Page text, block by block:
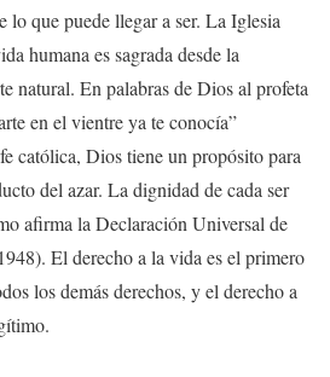
lo que puede llegar a ser. La Iglesia
humana es sagrada desde la
natural. En palabras de Dios al profeta
en el vientre ya te conocía”
católica, Dios tiene un propósito para
del azar. La dignidad de cada ser
afirma la Declaración Universal de
El derecho a la vida es el primero
los demás derechos, y el derecho a